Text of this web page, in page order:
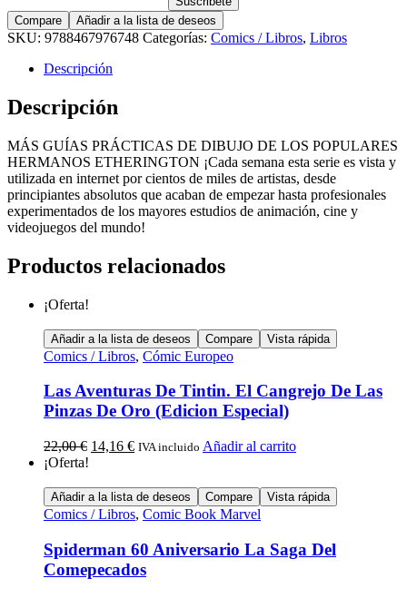
Compare Añadir a la lista de deseos
SKU: 9788467976748 Categorías: Comics / Libros, Libros
Descripción
Descripción
MÁS GUÍAS PRÁCTICAS DE DIBUJO DE LOS POPULARES
HERMANOS ETHERINGTON ¡Cada semana esta serie es vista y
utilizada en internet por cientos de miles de artistas, desde
principiantes absolutos que acaban de empezar hasta profesionales
experimentados de los mayores estudios de animación, cine y
videojuegos del mundo!
Productos relacionados
¡Oferta!
Añadir a la lista de deseos Compare Vista rápida
Comics / Libros, Cómic Europeo
Las Aventuras De Tintin. El Cangrejo De Las
Pinzas De Oro (Edicion Especial)
22,00€ 14,16 € IVA incluido Añadir al carrito
¡Oferta!
Añadir a la lista de deseos Compare Vista rápida
Comics / Libros, Comic Book Marvel
Spiderman 60 Aniversario La Saga Del
Comepecados